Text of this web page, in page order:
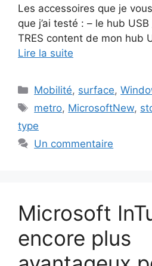
Les accessoires que je
que j’ai testé : – le hub
TRES content de mon hub
Lire la suite
Catégories
Mobilité, surface,
Étiquettes
metro, MicrosoftNew,
type
Un commentaire
Microsoft
encore plus